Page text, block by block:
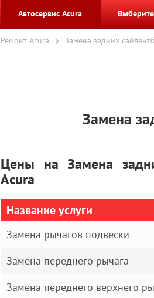
Автосервис Acura
Ремонт Acura Замена задних
Замена
Цены на Замена
Acura
Название услуги
Замена рычагов подвески
Замена переднего рычага
Замена переднего верхнего